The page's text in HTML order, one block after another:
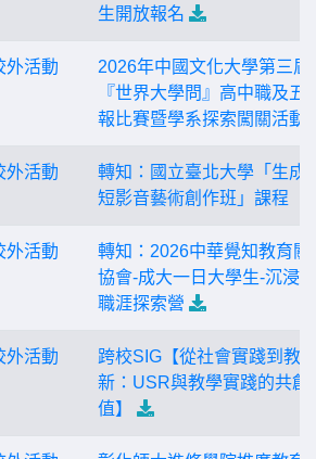
生開放報名
外活動
2026年中國文化大學第三屆
『世界大學問』高中職及五
報比賽暨學系探索闖關活動
外活動
轉知：國立臺北大學「生成
短影音藝術創作班」課程
外活動
轉知：2026中華覺知教育關
協會-成大一日大學生-沉浸
職涯探索營
外活動
跨校SIG【從社會實踐到教
新：USR與教學實踐的共創
值】